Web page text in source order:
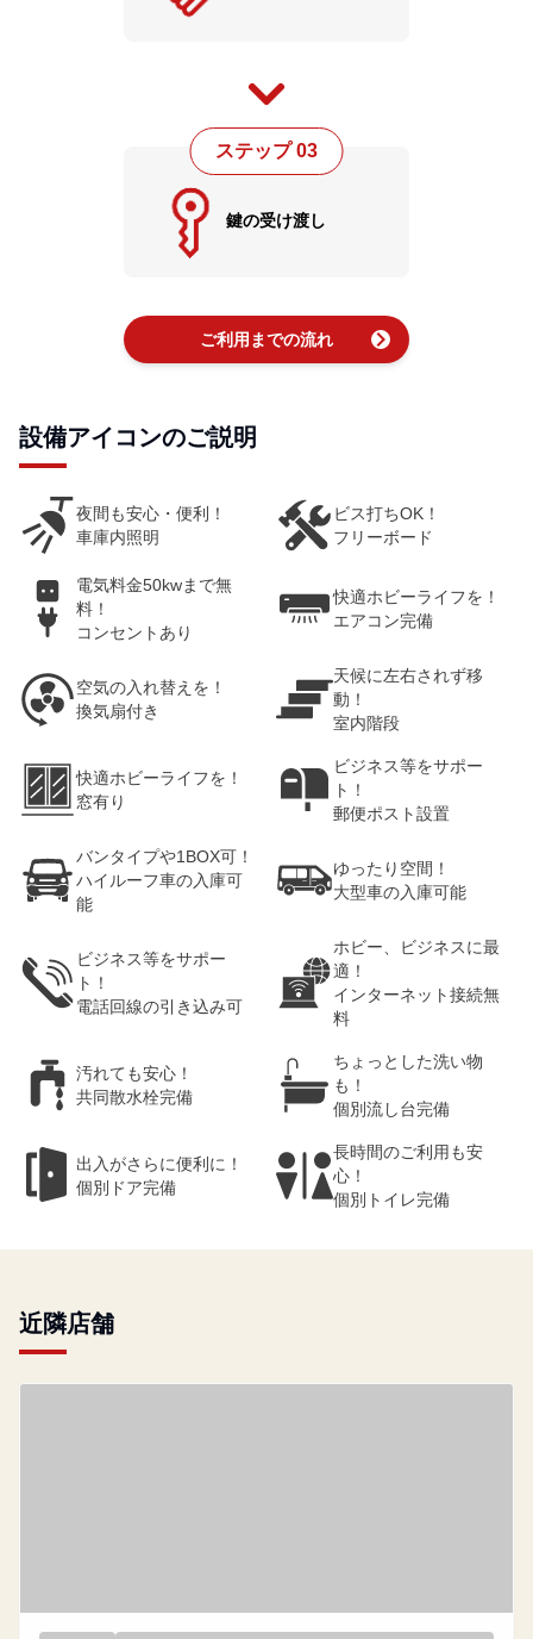
ステップ 03
鍵の受け渡し
ご利用までの流れ chevron_right
設備アイコンのご説明
夜間も安心・便利！
車庫内照明
ビス打ちOK！
フリーボード
電気料金50kwまで無
料！
コンセントあり
快適ホビーライフを！
エアコン完備
空気の入れ替えを！
換気扇付き
天候に左右されず移
動！
室内階段
快適ホビーライフを！
窓有り
ビジネス等をサポー
ト！
郵便ポスト設置
バンタイプや1BOX可！
ハイルーフ車の入庫可
能
ゆったり空間！
大型車の入庫可能
ビジネス等をサポー
ト！
電話回線の引き込み可
ホビー、ビジネスに最
適！
インターネット接続無
料
汚れても安心！
共同散水栓完備
ちょっとした洗い物
も！
個別流し台完備
出入がさらに便利に！
個別ドア完備
長時間のご利用も安
心！
個別トイレ完備
近隣店舗